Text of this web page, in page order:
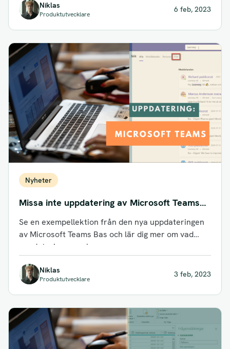
Niklas
Produktutvecklare
6 feb, 2023
Nyheter
Missa inte uppdatering av Microsoft Teams
Bas
Se en exempellektion från den nya uppdateringen
av Microsoft Teams Bas och lär dig mer om vad
uppdateringen av kursen...
Niklas
Produktutvecklare
3 feb, 2023